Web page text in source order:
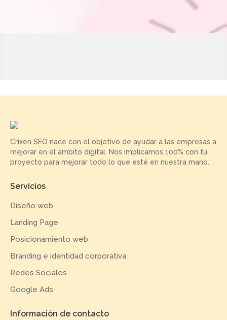
Crixen SEO nace con el objetivo de ayudar a las empresas a
mejorar en el ámbito digital. Nos implicamos 100% con tu
proyecto para mejorar todo lo que esté en nuestra mano.
Servicios
Diseño web
Landing Page
Posicionamiento web
Branding e identidad corporativa
Redes Sociales
Google Ads
Información de contacto